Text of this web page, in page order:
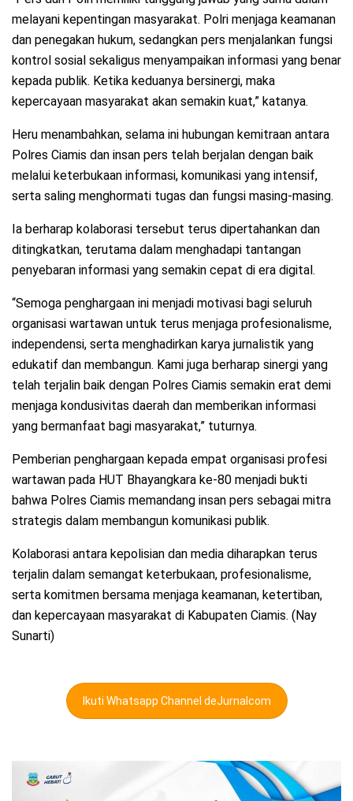
melayani kepentingan masyarakat. Polri menjaga keamanan
dan penegakan hukum, sedangkan pers menjalankan fungsi
kontrol sosial sekaligus menyampaikan informasi yang benar
kepada publik. Ketika keduanya bersinergi, maka
kepercayaan masyarakat akan semakin kuat,” katanya.
Heru menambahkan, selama ini hubungan kemitraan antara
Polres Ciamis dan insan pers telah berjalan dengan baik
melalui keterbukaan informasi, komunikasi yang intensif,
serta saling menghormati tugas dan fungsi masing-masing.
Ia berharap kolaborasi tersebut terus dipertahankan dan
ditingkatkan, terutama dalam menghadapi tantangan
penyebaran informasi yang semakin cepat di era digital.
“Semoga penghargaan ini menjadi motivasi bagi seluruh
organisasi wartawan untuk terus menjaga profesionalisme,
independensi, serta menghadirkan karya jurnalistik yang
edukatif dan membangun. Kami juga berharap sinergi yang
telah terjalin baik dengan Polres Ciamis semakin erat demi
menjaga kondusivitas daerah dan memberikan informasi
yang bermanfaat bagi masyarakat,” tuturnya.
Pemberian penghargaan kepada empat organisasi profesi
wartawan pada HUT Bhayangkara ke-80 menjadi bukti
bahwa Polres Ciamis memandang insan pers sebagai mitra
strategis dalam membangun komunikasi publik.
Kolaborasi antara kepolisian dan media diharapkan terus
terjalin dalam semangat keterbukaan, profesionalisme,
serta komitmen bersama menjaga keamanan, ketertiban,
dan kepercayaan masyarakat di Kabupaten Ciamis. (Nay
Sunarti)
Ikuti Whatsapp Channel deJurnalcom